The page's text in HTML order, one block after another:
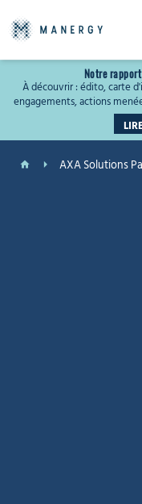
AXA Solutions
Notre
À découvrir : édito, carte
engagements, actions